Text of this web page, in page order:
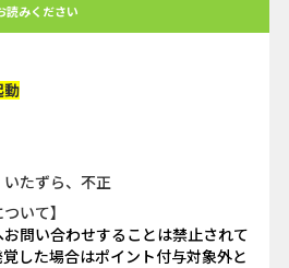
読みください
動
たずら、不正
いて】
問い合わせすることは禁止されて
した場合はポイント付与対象外と